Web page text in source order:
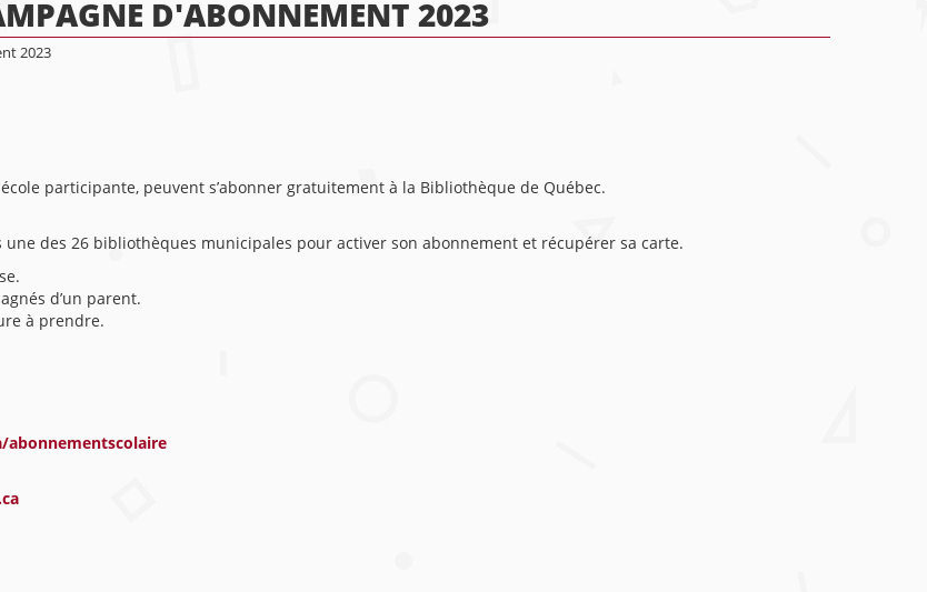
D'ABONNEMENT 2023
2023
participante, peuvent s’abonner gratuitement à la Bibliothèque de Québec.
des 26 bibliothèques municipales pour activer son abonnement et récupérer sa carte.
d’un parent.
à prendre.
abonnementscolaire